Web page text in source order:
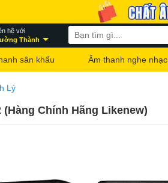
hệ với
Thành
sân khấu Âm thanh nghe nhạc
Lý
(Hàng Chính Hãng Likenew)